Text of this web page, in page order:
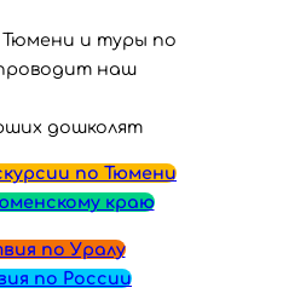
Тюмени и туры по
наш
дошколят
по Тюмени
краю
по Уралу
по России